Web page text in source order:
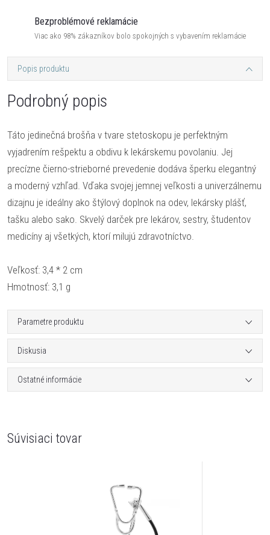
Bezproblémové reklamácie
Viac ako 98% zákazníkov bolo spokojných s vybavením reklamácie
Popis produktu
Podrobný popis
Táto jedinečná brošňa v tvare stetoskopu je perfektným
vyjadrením rešpektu a obdivu k lekárskemu povolaniu. Jej
precízne čierno-strieborné prevedenie dodáva šperku elegantný
a moderný vzhľad. Vďaka svojej jemnej veľkosti a univerzálnemu
dizajnu je ideálny ako štýlový doplnok na odev, lekársky plášť,
tašku alebo sako. Skvelý darček pre lekárov, sestry, študentov
medicíny aj všetkých, ktorí milujú zdravotníctvo.
Veľkosť: 3,4 * 2 cm
Hmotnosť: 3,1 g
Parametre produktu
Diskusia
Ostatné informácie
Súvisiaci tovar